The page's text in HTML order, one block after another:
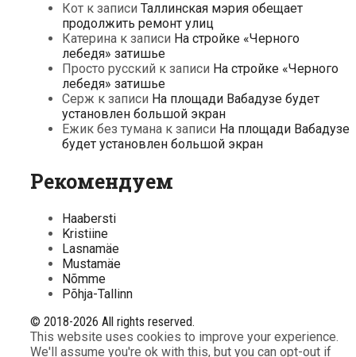
Кот к записи Таллинская мэрия обещает
продолжить ремонт улиц
Катерина к записи На стройке «Черного
лебедя» затишье
Просто русский к записи На стройке «Черного
лебедя» затишье
Серж к записи На площади Вабадузе будет
установлен большой экран
Ежик без тумана к записи На площади Вабадузе
будет установлен большой экран
Рекомендуем
Haabersti
Kristiine
Lasnamäe
Mustamäe
Nõmme
Põhja-Tallinn
© 2018-2026 All rights reserved.
This website uses cookies to improve your experience.
We'll assume you're ok with this, but you can opt-out if